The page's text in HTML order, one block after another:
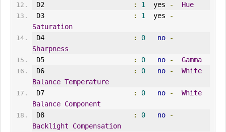
D2
: 1
  yes
-
Hue
D3
: 1
  yes
-
Saturation
D4
: 0 no
-
Sharpness
D5
: 0 no -
Gamma
D6
: 0 no -
White
Balance Temperature
D7
: 0 no -
White
Balance Component
D8
: 0 no
-
Backlight
Compensation